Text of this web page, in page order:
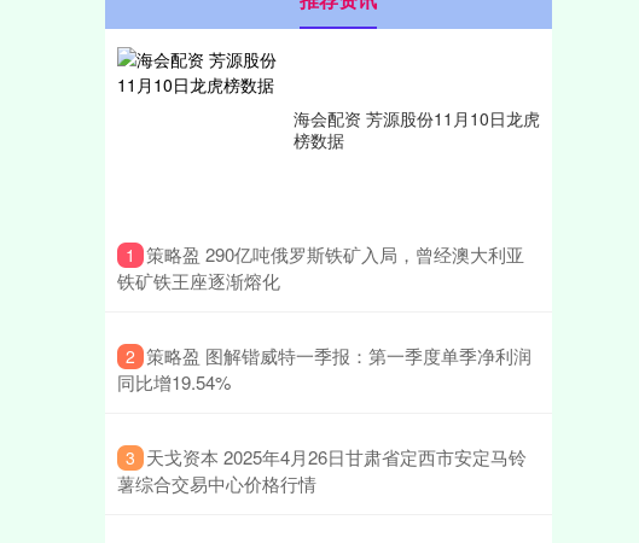
海会配资 芳源股份11月10日龙虎
榜数据
1 ​策略盈 290亿吨俄罗斯铁矿入局，曾经澳大利亚
铁矿铁王座逐渐熔化
2 ​策略盈 图解锴威特一季报：第一季度单季净利润
同比增19.54%
3 ​天戈资本 2025年4月26日甘肃省定西市安定马铃
薯综合交易中心价格行情